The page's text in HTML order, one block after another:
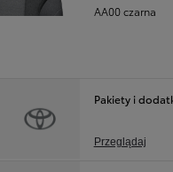
AA00 czarna
Pakiety i
Przeglądaj